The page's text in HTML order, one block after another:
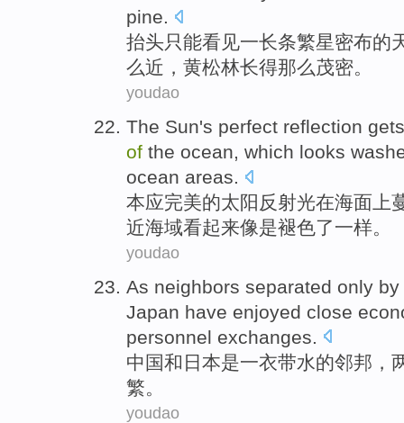
pine.
抬头只能看见一长条繁星密布的
么近 ， 黄松林长得那么茂密。
youdao
The Sun's perfect reflection gets
of the ocean, which looks
ocean areas.
本应完美的太阳 反射光在海面 上
近海域看起来像是褪色了一样。
youdao
As neighbors separated only
Japan have enjoyed close
personnel exchanges
中国和 日本是一衣带水的邻邦 ，
繁 。
youdao